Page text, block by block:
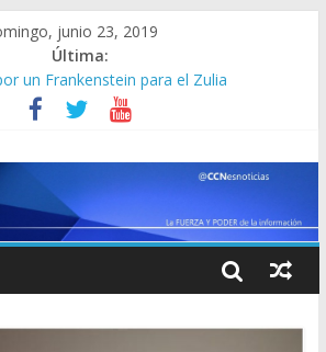
junio 23, 2019
Última:
un Frankenstein para el Zulia
viajará por Sudamérica para abordar la
en Colombia por robarse un
militares y funcionarios del Cicpc
horas